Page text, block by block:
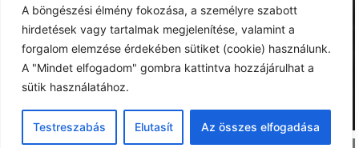
A böngészési élmény fokozása, a személyre szabott
hirdetések vagy tartalmak megjelenítése, valamint a
forgalom elemzése érdekében sütiket (cookie) használunk.
A "Mindet elfogadom" gombra kattintva hozzájárulhat a
sütik használatához.
Testreszabás Elutasít Az összes elfogadása